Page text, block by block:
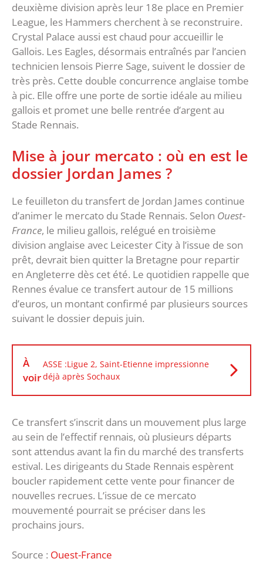
deuxième division après leur 18e place en Premier
League, les Hammers cherchent à se reconstruire.
Crystal Palace aussi est chaud pour accueillir le
Gallois. Les Eagles, désormais entraînés par l’ancien
technicien lensois Pierre Sage, suivent le dossier de
très près. Cette double concurrence anglaise tombe
à pic. Elle offre une porte de sortie idéale au milieu
gallois et promet une belle rentrée d’argent au
Stade Rennais.
Mise à jour mercato : où en est le
dossier Jordan James ?
Le feuilleton du transfert de Jordan James continue
d’animer le mercato du Stade Rennais. Selon Ouest-
France, le milieu gallois, relégué en troisième
division anglaise avec Leicester City à l’issue de son
prêt, devrait bien quitter la Bretagne pour repartir
en Angleterre dès cet été. Le quotidien rappelle que
Rennes évalue ce transfert autour de 15 millions
d’euros, un montant confirmé par plusieurs sources
suivant le dossier depuis juin.
À
voir
ASSE :Ligue 2, Saint-Etienne impressionne
déjà après Sochaux
Ce transfert s’inscrit dans un mouvement plus large
au sein de l’effectif rennais, où plusieurs départs
sont attendus avant la fin du marché des transferts
estival. Les dirigeants du Stade Rennais espèrent
boucler rapidement cette vente pour financer de
nouvelles recrues. L’issue de ce mercato
mouvementé pourrait se préciser dans les
prochains jours.
Source : Ouest-France